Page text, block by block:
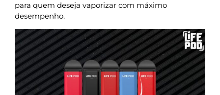
para quem deseja vaporizar com máximo
desempenho.